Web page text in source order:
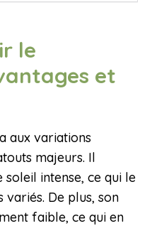
le
et
aux variations
majeurs. Il
intense, ce qui le
De plus, son
faible, ce qui en